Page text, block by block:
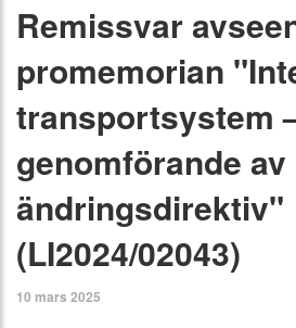
Remissvar
promemorian
transportsystem
genomförande av
ändringsdirektiv"
(LI2024/02043)
10 mars 2025